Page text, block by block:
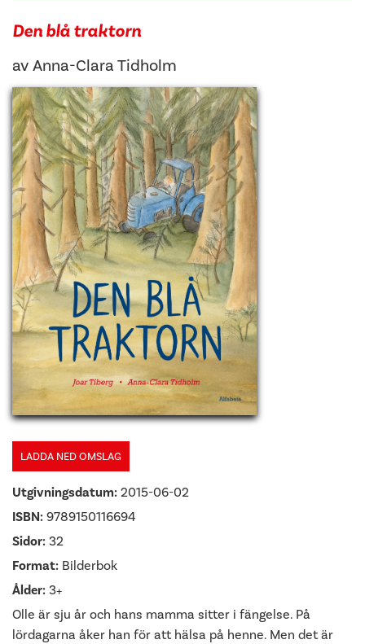
Den blå traktorn
avAnna-Clara Tidholm
LADDA NED OMSLAG
Utgivningsdatum: 2015-06-02
ISBN: 9789150116694
Sidor: 32
Format: Bilderbok
Ålder: 3+
Olle är sju år och hans mamma sitter i fängelse. På
lördagarna åker han för att hälsa på henne. Men det är